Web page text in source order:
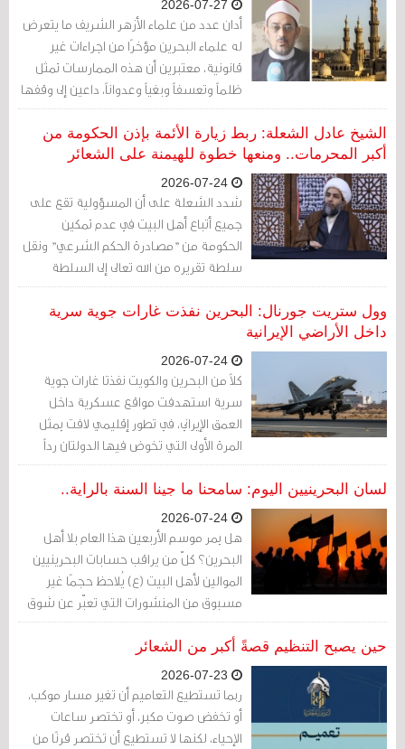
أدان عدد من علماء الأزهر الشريف ما يتعرض
له علماء البحرين مؤخرًا من اجراءات غير
قانونية، معتبرين أن هذه الممارسات تمثل
ظلماً وتعسفاً وبغياً وعدواناً، داعين إلى وقفها
وإنصاف المتضررين وفق مبادئ العدالة
واحترام الحقوق.
الشيخ عادل الشعلة: ربط زيارة الأئمة بإذن الحكومة من
أكبر المحرمات.. ومنعها خطوة للهيمنة على الشعائر
شدد الشعلة على أن المسؤولية تقع على
جميع أتباع أهل البيت في عدم تمكين
الحكومة من "مصادرة الحكم الشرعي" ونقل
سلطة تقريره من الله تعالى إلى السلطة
التنفيذية، بحيث تصبح هي التي تسمح لهذا
وتمنع ذاك.
وول ستريت جورنال: البحرين نفذت غارات جوية سرية
داخل الأراضي الإيرانية
كلاً من البحرين والكويت نفذتا غارات جوية
سرية استهدفت مواقع عسكرية داخل
العمق الإيراني، في تطور إقليمي لافت يمثل
المرة الأولى التي تخوض فيها الدولتان رداً
عسكرياً مباشراً ضد أهداف إيرانية
لسان البحرينيين اليوم: سامحنا ما جينا السنة بالراية..
هل يمر موسم الأربعين هذا العام بلا أهل
البحرين؟ كلّ من يراقب حسابات البحرينيين
الموالين لأهل البيت (ع) يُلاحظ حجمًا غير
مسبوق من المنشورات التي تعبّر عن شوق
كبير جدًا لأرض الحسين (ع) ومقامات الأئمة
(ع) في العراق، في ظلّ حرمان السلطة لهم
من السفر إلى العتبات المقدسة.
حين يصبح التنظيم قصةً أكبر من الشعائر
ربما تستطيع التعاميم أن تغير مسار موكب،
أو تخفض صوت مكبر، أو تختصر ساعات
الإحياء، لكنها لا تستطيع أن تختصر قرنًا من